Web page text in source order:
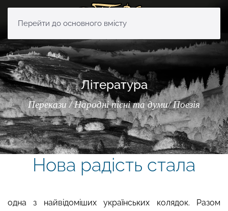
Перейти до основного вмісту
Література
Перекази / Народні пісні та думи/ Поезія
Нова радість стала
одна з найвідоміших українських колядок. Разом